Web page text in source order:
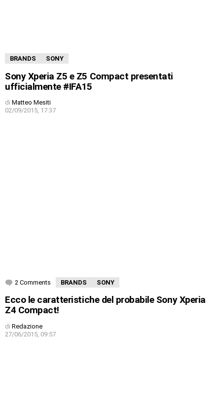
BRANDS SONY
Sony Xperia Z5 e Z5 Compact presentati
ufficialmente #IFA15
di Matteo Mesiti
02/09/2015, 17:37
2 Comments BRANDS SONY
Ecco le caratteristiche del probabile Sony Xperia
Z4 Compact!
di Redazione
27/06/2015, 09:57